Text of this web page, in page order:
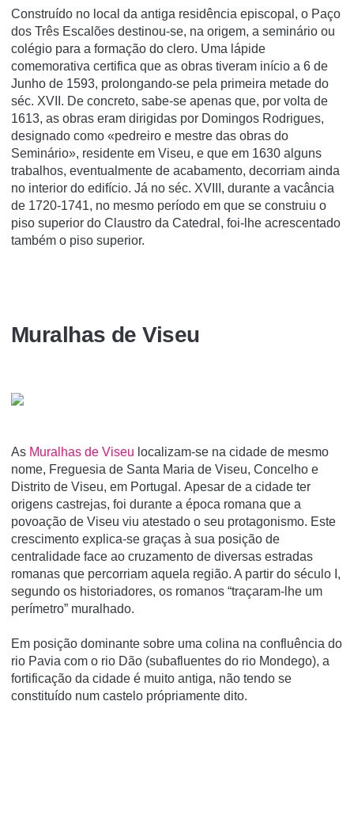
Construído no local da antiga residência episcopal, o Paço
dos Três Escalões destinou-se, na origem, a seminário ou
colégio para a formação do clero. Uma lápide
comemorativa certifica que as obras tiveram início a 6 de
Junho de 1593, prolongando-se pela primeira metade do
séc. XVII. De concreto, sabe-se apenas que, por volta de
1613, as obras eram dirigidas por Domingos Rodrigues,
designado como «pedreiro e mestre das obras do
Seminário», residente em Viseu, e que em 1630 alguns
trabalhos, eventualmente de acabamento, decorriam ainda
no interior do edifício. Já no séc. XVIII, durante a vacância
de 1720-1741, no mesmo período em que se construiu o
piso superior do Claustro da Catedral, foi-lhe acrescentado
também o piso superior.
Muralhas de Viseu
As Muralhas de Viseu localizam-se na cidade de mesmo
nome, Freguesia de Santa Maria de Viseu, Concelho e
Distrito de Viseu, em Portugal. Apesar de a cidade ter
origens castrejas, foi durante a época romana que a
povoação de Viseu viu atestado o seu protagonismo. Este
crescimento explica-se graças à sua posição de
centralidade face ao cruzamento de diversas estradas
romanas que percorriam aquela região. A partir do século I,
segundo os historiadores, os romanos “traçaram-lhe um
perímetro” muralhado.
Em posição dominante sobre uma colina na confluência do
rio Pavia com o rio Dão (subafluentes do rio Mondego), a
fortificação da cidade é muito antiga, não tendo se
constituí­do num castelo própriamente dito.